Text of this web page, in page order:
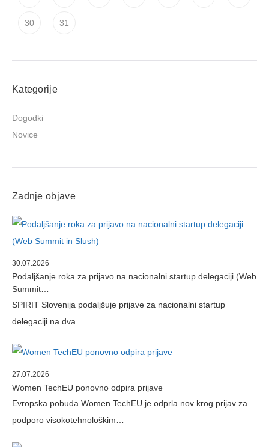
30 31
Kategorije
Dogodki
Novice
Zadnje objave
30.07.2026
Podaljšanje roka za prijavo na nacionalni startup delegaciji (Web
Summit…
SPIRIT Slovenija podaljšuje prijave za nacionalni startup
delegaciji na dva…
27.07.2026
Women TechEU ponovno odpira prijave
Evropska pobuda Women TechEU je odprla nov krog prijav za
podporo visokotehnološkim…